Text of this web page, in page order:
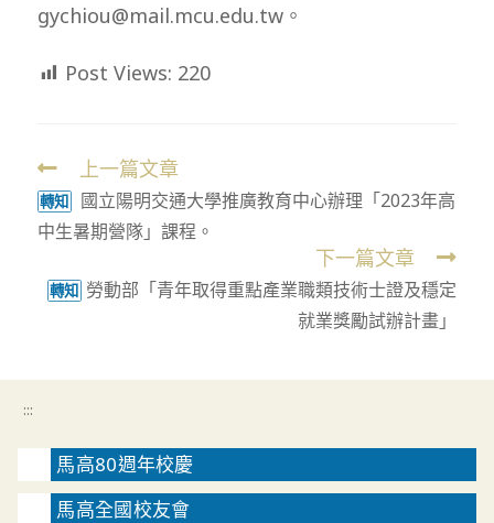
gychiou@mail.mcu.edu.tw。
Post Views: 220
Read
more
articles
上一篇文章
轉知
國立陽明交通大學推廣教育中心辦理「2023年高
中生暑期營隊」課程。
下一篇文章
轉知 勞動部「青年取得重點產業職類技術士證及穩定
就業獎勵試辦計畫」
:::
馬高80週年校慶
馬高全國校友會